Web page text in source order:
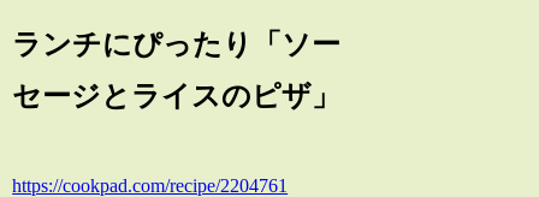
ランチにぴったり「ソー
セージとライスのピザ」
https://cookpad.com/recipe/2204761